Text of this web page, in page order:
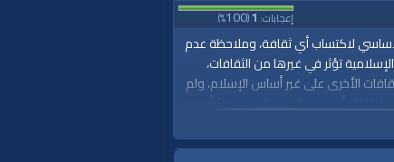
إعجابات:1
(
100
%)
لاكتساب أي ثقافة، وملاحظة عدم
تؤثر في غيرها من الثقافات،
الأخرى على غير أساس الإسلام، ولم
طال أمد هذا السير واستمر جيلاً أو